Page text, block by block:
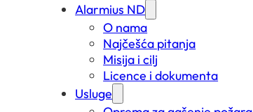
Alarmius ND
O nama
Najčešća pitanja
Misija i cilj
Licence i dokumenta
Usluge